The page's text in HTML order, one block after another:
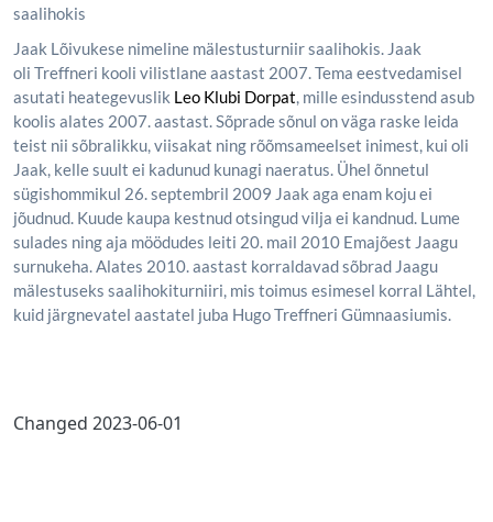
saalihokis
Jaak Lõivukese nimeline mälestusturniir saalihokis. Jaak
oli Treffneri kooli vilistlane aastast 2007. Tema eestvedamisel
asutati heategevuslik Leo Klubi Dorpat, mille esindusstend asub
koolis alates 2007. aastast. Sõprade sõnul on väga raske leida
teist nii sõbralikku, viisakat ning rõõmsameelset inimest, kui oli
Jaak, kelle suult ei kadunud kunagi naeratus. Ühel õnnetul
sügishommikul 26. septembril 2009 Jaak aga enam koju ei
jõudnud. Kuude kaupa kestnud otsingud vilja ei kandnud. Lume
sulades ning aja möödudes leiti 20. mail 2010 Emajõest Jaagu
surnukeha. Alates 2010. aastast korraldavad sõbrad Jaagu
mälestuseks saalihokiturniiri, mis toimus esimesel korral Lähtel,
kuid järgnevatel aastatel juba Hugo Treffneri Gümnaasiumis.
Changed 2023-06-01